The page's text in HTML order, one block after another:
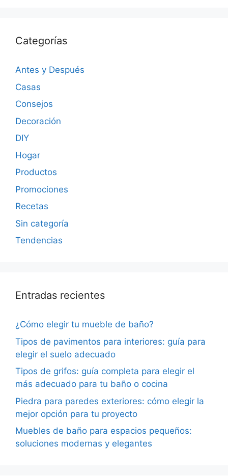
Categorías
Antes y Después
Casas
Consejos
Decoración
DIY
Hogar
Productos
Promociones
Recetas
Sin categoría
Tendencias
Entradas recientes
¿Cómo elegir tu mueble de baño?
Tipos de pavimentos para interiores: guía para
elegir el suelo adecuado
Tipos de grifos: guía completa para elegir el
más adecuado para tu baño o cocina
Piedra para paredes exteriores: cómo elegir la
mejor opción para tu proyecto
Muebles de baño para espacios pequeños:
soluciones modernas y elegantes